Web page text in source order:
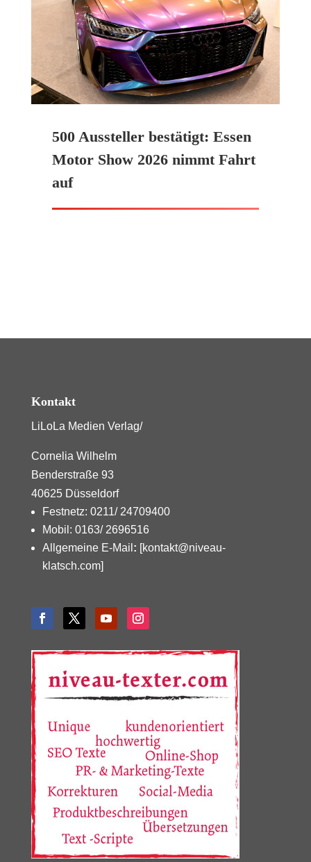
500 Aussteller bestätigt: Essen
Motor Show 2026 nimmt Fahrt
auf
Kontakt
LiLoLa Medien Verlag/
Cornelia Wilhelm
Benderstraße 93
40625 Düsseldorf
Festnetz: 0211/ 24709400
Mobil: 0163/ 2696516
Allgemeine E-Mail : [kontakt@niveau-
klatsch.com]